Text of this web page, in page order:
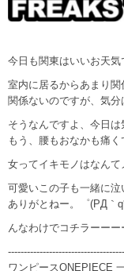
今日も関東はいいお天気
室内に居るからあまり関
関係ないのですが、気
そうなんですよ、今日は
もう、腰もおなかも痛く
女ってイキモノはなんて
可愛いこの子も一緒に泣
ありがとねー。゜(PД｀
んなわけでコチラーー
ワンピースONEPIECE